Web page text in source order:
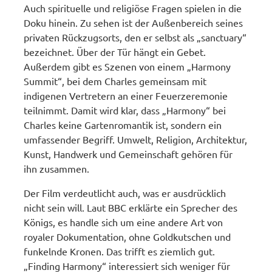
Auch spirituelle und religiöse Fragen spielen in die
Doku hinein. Zu sehen ist der Außenbereich seines
privaten Rückzugsorts, den er selbst als „sanctuary“
bezeichnet. Über der Tür hängt ein Gebet.
Außerdem gibt es Szenen von einem „Harmony
Summit“, bei dem Charles gemeinsam mit
indigenen Vertretern an einer Feuerzeremonie
teilnimmt. Damit wird klar, dass „Harmony“ bei
Charles keine Gartenromantik ist, sondern ein
umfassender Begriff. Umwelt, Religion, Architektur,
Kunst, Handwerk und Gemeinschaft gehören für
ihn zusammen.
Der Film verdeutlicht auch, was er ausdrücklich
nicht sein will. Laut BBC erklärte ein Sprecher des
Königs, es handle sich um eine andere Art von
royaler Dokumentation, ohne Goldkutschen und
funkelnde Kronen. Das trifft es ziemlich gut.
„Finding Harmony“ interessiert sich weniger für